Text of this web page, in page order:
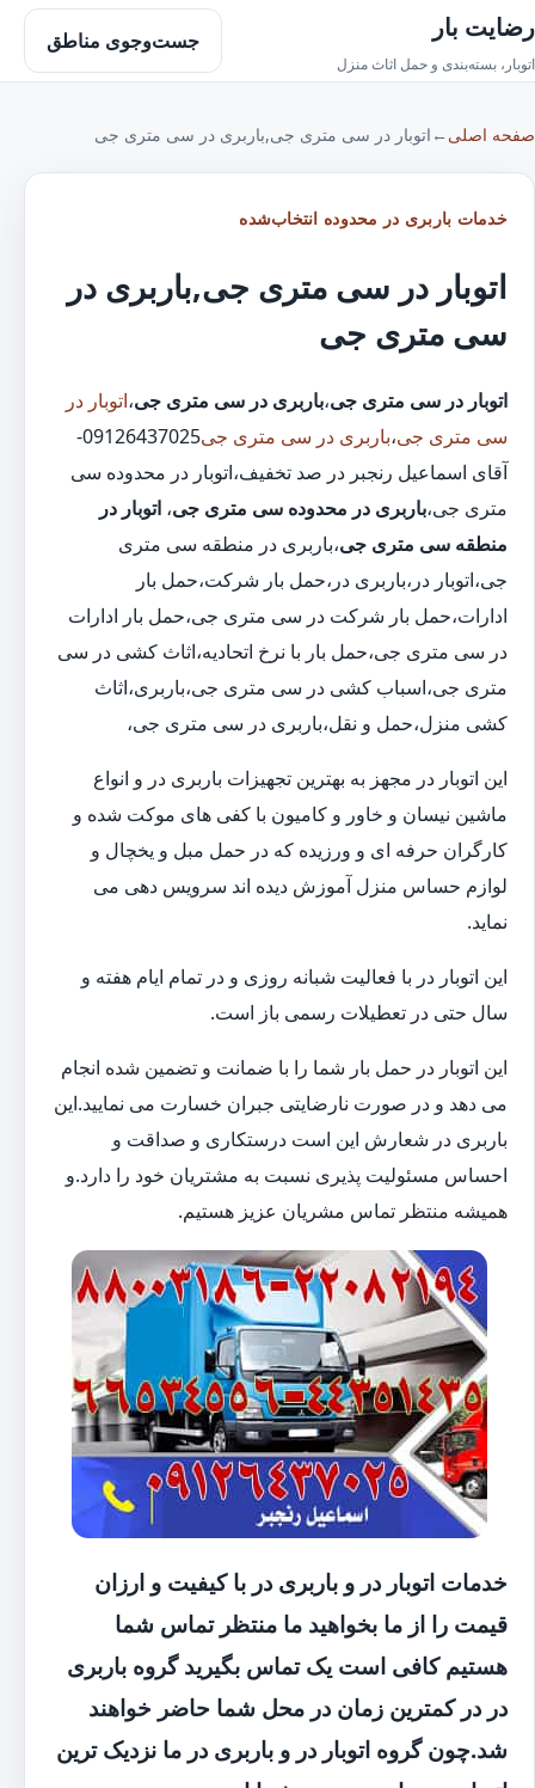
رضایت بار
اتوبار، بسته‌بندی و حمل اثاث منزل
جست‌وجوی مناطق
صفحه اصلی ← اتوبار در سی متری جی,باربری در سی متری جی
خدمات باربری در محدوده انتخاب‌شده
اتوبار در سی متری جی,باربری در
سی متری جی
اتوبار در سی متری جی،باربری در سی متری جی،اتوبار در
سی متری جی،باربری در سی متری جی
09126437025-
آقای اسماعیل رنجبر در صد تخفیف،اتوبار در محدوده سی
متری جی،باربری در محدوده سی متری جی، اتوبار در
منطقه سی متری جی،باربری در منطقه سی متری
جی،اتوبار در،باربری در،حمل بار شرکت،حمل بار
ادارات،حمل بار شرکت در سی متری جی،حمل بار ادارات
در سی متری جی،حمل بار با نرخ اتحادیه،اثاث کشی در سی
متری جی،اسباب کشی در سی متری جی،باربری،اثاث
کشی منزل،حمل و نقل،باربری در سی متری جی،
این اتوبار در مجهز به بهترین تجهیزات باربری در و انواع
ماشین نیسان و خاور و کامیون با کفی های موکت شده و
کارگران حرفه ای و ورزیده که در حمل مبل و یخچال و
لوازم حساس منزل آموزش دیده اند سرویس دهی می
نماید.
این اتوبار در با فعالیت شبانه روزی و در تمام ایام هفته و
سال حتی در تعطیلات رسمی باز است.
این اتوبار در حمل بار شما را با ضمانت و تضمین شده انجام
می دهد و در صورت نارضایتی جبران خسارت می نمایید.این
باربری در شعارش این است درستکاری و صداقت و
احساس مسئولیت پذیری نسبت به مشتریان خود را دارد.و
همیشه منتظر تماس مشریان عزیز هستیم.
خدمات اتوبار در و باربری در با کیفیت و ارزان
قیمت را از ما بخواهید ما منتظر تماس شما
هستیم کافی است یک تماس بگیرید گروه باربری
در در کمترین زمان در محل شما حاضر خواهند
شد.چون گروه اتوبار در و باربری در ما نزدیک ترین